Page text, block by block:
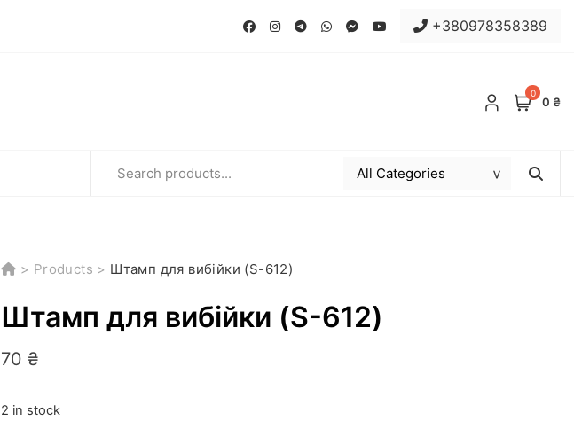
+380978358389
0
0 ₴
> Products > Штамп для вибійки (S-612)
Штамп для вибійки (S-612)
70 ₴
2 in stock